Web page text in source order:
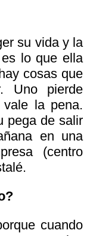
su vida y la
lo que ella
cosas que
Uno pierde
la pena.
pega de salir
en una
(centro
cuando